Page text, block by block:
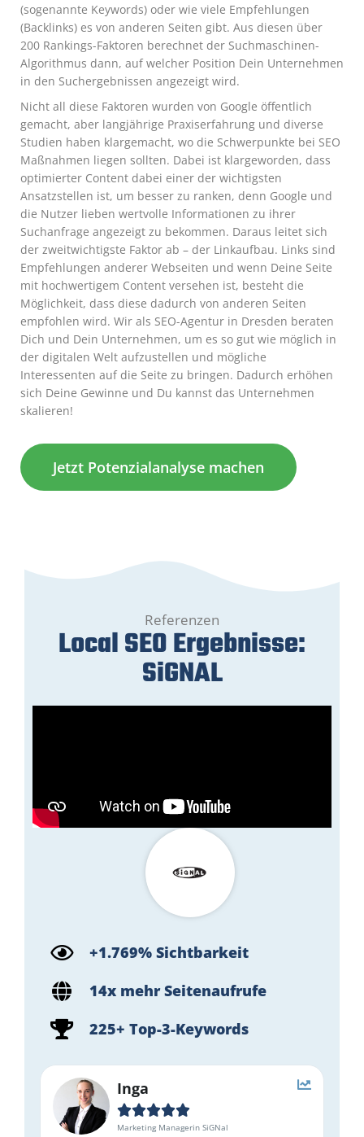
(sogenannte Keywords) oder wie viele Empfehlungen
(Backlinks) es von anderen Seiten gibt. Aus diesen über
200 Rankings-Faktoren berechnet der Suchmaschinen-
Algorithmus dann, auf welcher Position Dein Unternehmen
in den Suchergebnissen angezeigt wird.
Nicht all diese Faktoren wurden von Google öffentlich
gemacht, aber langjährige Praxiserfahrung und diverse
Studien haben klargemacht, wo die Schwerpunkte bei SEO
Maßnahmen liegen sollten. Dabei ist klargeworden, dass
optimierter Content dabei einer der wichtigsten
Ansatzstellen ist, um besser zu ranken, denn Google und
die Nutzer lieben wertvolle Informationen zu ihrer
Suchanfrage angezeigt zu bekommen. Daraus leitet sich
der zweitwichtigste Faktor ab – der Linkaufbau. Links sind
Empfehlungen anderer Webseiten und wenn Deine Seite
mit hochwertigem Content versehen ist, besteht die
Möglichkeit, dass diese dadurch von anderen Seiten
empfohlen wird. Wir als SEO-Agentur in Dresden beraten
Dich und Dein Unternehmen, um es so gut wie möglich in
der digitalen Welt aufzustellen und mögliche
Interessenten auf die Seite zu bringen. Dadurch erhöhen
sich Deine Gewinne und Du kannst das Unternehmen
skalieren!
Jetzt Potenzialanalyse machen
Referenzen
Local SEO Ergebnisse:
SiGNAL
+1.769% Sichtbarkeit
14x mehr Seitenaufrufe
225+ Top-3-Keywords
Inga

Marketing Managerin SiGNal